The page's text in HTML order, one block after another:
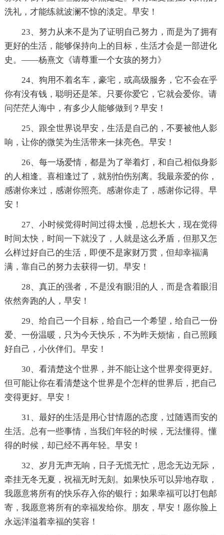
洗礼，才能练就波澜不惊的淡定。早安！
23、努力从来不是为了证明自己努力，而是为了拥有
更好的生活，能够保持向上的目标，生活才会是一部进化
史。——杨熹文《请尊重一个女孩的努力》
24、狗用不着名车，豪宅，或高级服务，它不会在乎
你有没有钱，聪明还是笨。只要你爱它，它就会爱你。请
问茫茫人海中，有多少人能够做到？早安！
25、跟全世界说早安，生活是自己的，不要被他人影
响，让你的微笑为生活带来一抹亮色。早安！
26、每一场爱情，都是为了举着灯，和自己相似身影
的人相逢。喜相逢过了，就别怕伤别离。我最亲爱的你，
感谢你来过，感谢你照亮。感谢你走了，感谢你记得。早
安！
27、小时候觉得时间过得太慢，总想长大，现在觉得
时间太快，时间一下就没了，人就是这么矛盾，但那又怎
么样过好自己的生活，即便不是家财万贯，但却幸福满
满，靠自己的努力去获得一切。早安！
28、真正的强者，不是没有眼泪的人，而是含着眼泪
依然奔跑的人，早安！
29、给自己一个目标，给自己一个希望，给自己一份
爱、一份温暖，只为今天快乐，不为昨天烦恼，自己照顾
好自己，小伙伴们。早安！
30、看清楚这个世界，并不能让这个世界变得更好。
但可能让你在看清楚这个世界是个怎样的世界后，把自己
变得更好。早安！
31、最好的生活是用心甘情愿的态度，过随遇而安的
生活。总有一些事情，当我们年轻的时候，无法懂得。懂
得的时候，却已经不再年轻。早安！
32、岁月无声无响，日子无慌无忙，思念无边无际，
牵挂无冬无夏，祝福无时无刻。如果快乐可以异地存取，
我愿意将所有的快乐存入你的银行；如果幸福可以打包邮
寄，我愿意将所有的幸福发给你。朋友，早安！愿你脸上
永远洋溢着幸福的笑容！